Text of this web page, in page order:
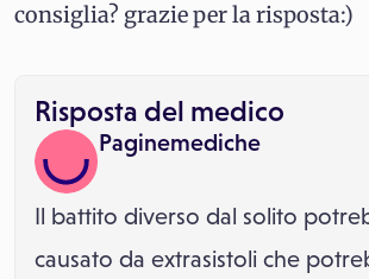
consiglia? grazie per la risposta:)
Risposta del medico
Paginemediche
Il battito diverso dal solito
causato da extrasistoli che